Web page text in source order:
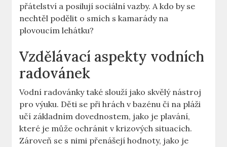
přátelství a posilují sociální vazby. A kdo by se
nechtěl podělit o smích s kamarády na
plovoucím lehátku?
Vzdělávací aspekty vodních
radovánek
Vodní radovánky také slouží jako skvělý nástroj
pro výuku. Děti se při hrách v bazénu či na pláži
učí základním dovednostem, jako je plavání,
které je může ochránit v krizových situacích.
Zároveň se s nimi přenášejí hodnoty, jako je